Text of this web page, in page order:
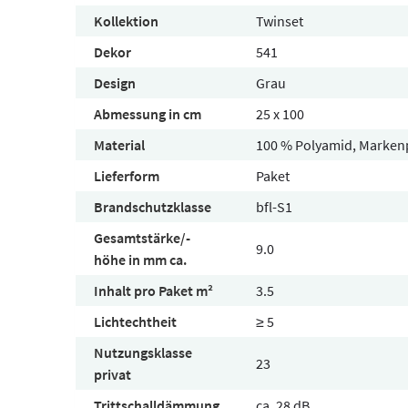
Kollektion
Twinset
Dekor
541
Design
Grau
Abmessung in cm
25 x 100
Material
100 % Polyamid,
Lieferform
Paket
Brandschutzklasse
bfl-S1
Gesamtstärke/-
höhe in mm ca.
9.0
Inhalt pro Paket m²
3.5
Lichtechtheit
≥ 5
Nutzungsklasse
privat
23